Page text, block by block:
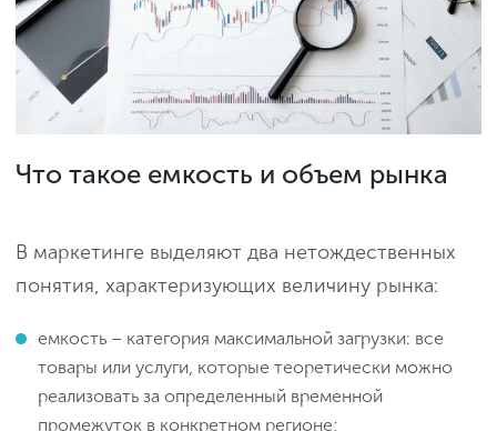
Что такое емкость и объем рынка
В маркетинге выделяют два нетождественных
понятия, характеризующих величину рынка:
емкость – категория максимальной загрузки: все
товары или услуги, которые теоретически можно
реализовать за определенный временной
промежуток в конкретном регионе;